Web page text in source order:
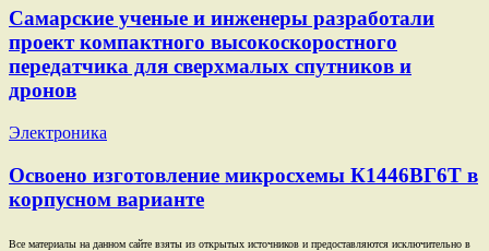
Самарские ученые и инженеры разработали
проект компактного высокоскоростного
передатчика для сверхмалых спутников и
дронов
Электроника
Освоено изготовление микросхемы К1446ВГ6Т в
корпусном варианте
Все материалы на данном сайте взяты из открытых источников и предоставляются исключительно в